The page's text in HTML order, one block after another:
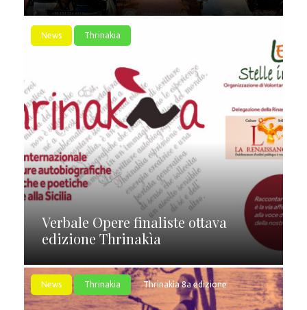
News Thrinakia
Verbale Opere finaliste ottava
edizione Thrinakìa
News Thrinakia Thrinakìa 8a edizione